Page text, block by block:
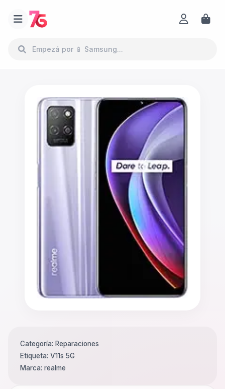
Categoría: Reparaciones
Etiqueta: V11s 5G
Marca: realme